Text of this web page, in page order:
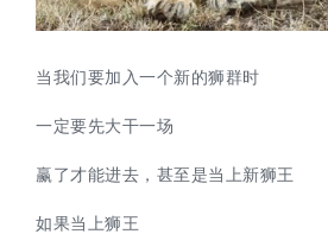
当我们要加入一个新的狮群时
一定要先大干一场
赢了才能进去，甚至是当上新狮王
如果当上狮王